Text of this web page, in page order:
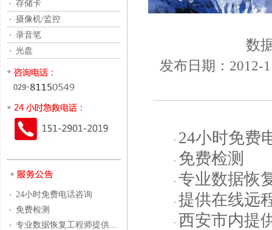
存储卡
摄像机/监控
录音笔
光盘
24小时免费电话咨询
免费检测
专业数据恢复工程师提供...
数
发布日期：
24小时免费
免费检测
专业数据恢
提供在线远
西安市内提